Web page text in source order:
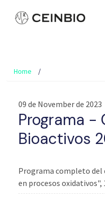
Home
09 de November de 2023
Programa -
Bioactivos
Programa completo del
en procesos oxidativos",